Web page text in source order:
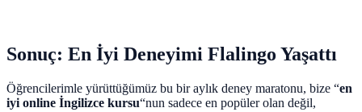
Sonuç: En İyi Deneyimi Flalingo Yaşattı
Öğrencilerimle yürüttüğümüz bu bir aylık deney maratonu, bize “en
iyi online İngilizce kursu“nun sadece en popüler olan değil,